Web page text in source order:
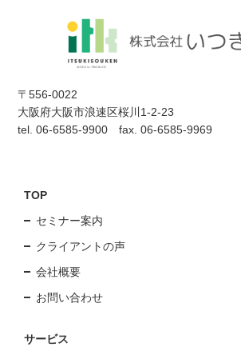
〒556-0022
大阪府大阪市浪速区桜川1-2-23
tel. 06-6585-9900 fax. 06-6585-9969
TOP
セミナー案内
クライアントの声
会社概要
お問い合わせ
サービス